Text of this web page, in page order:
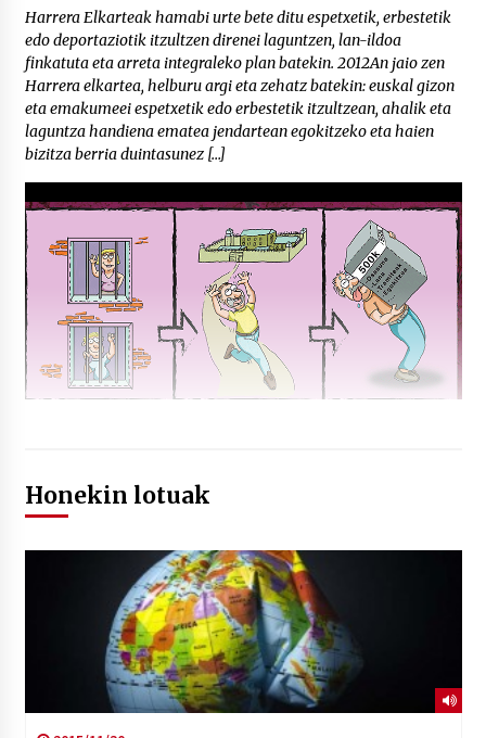
Harrera Elkarteak hamabi urte bete ditu espetxetik, erbestetik
edo deportaziotik itzultzen direnei laguntzen, lan-ildoa
finkatuta eta arreta integraleko plan batekin. 2012An jaio zen
Harrera elkartea, helburu argi eta zehatz batekin: euskal gizon
eta emakumeei espetxetik edo erbestetik itzultzean, ahalik eta
laguntza handiena ematea jendartean egokitzeko eta haien
bizitza berria duintasunez […]
Honekin lotuak